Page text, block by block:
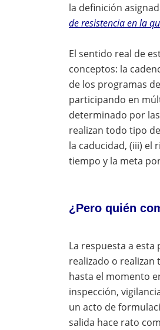
la definición
de resistencia en la
El sentido real de
conceptos: la
de los programas
participando en
determinado por
realizan todo tipo
la caducidad, (iii) el
tiempo y la meta
¿Pero quién
La respuesta a
realizado o realizan
hasta el momento
inspección,
un acto de
salida hace rato